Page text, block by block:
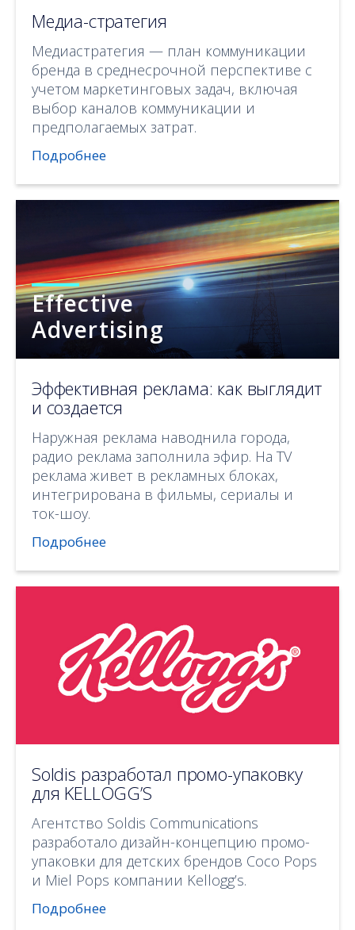
Медиа-стратегия
Медиастратегия — план коммуникации
бренда в среднесрочной перспективе с
учетом маркетинговых задач, включая
выбор каналов коммуникации и
предполагаемых затрат.
Подробнее
Effective
Advertising
Эффективная реклама: как выглядит
и создается
Наружная реклама наводнила города,
радио реклама заполнила эфир. На TV
реклама живет в рекламных блоках,
интегрирована в фильмы, сериалы и
ток-шоу.
Подробнее
Soldis разработал промо-упаковку
для KELLOGG’S
Агентство Soldis Communications
разработало дизайн-концепцию промо-
упаковки для детских брендов Coco Pops
и Miel Pops компании Kellogg’s.
Подробнее